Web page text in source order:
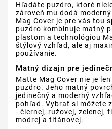
Hľadáte puzdro, ktoré
zároveň mu dodá
Mag Cover je pre vás tou
puzdro kombinuje matný
plastom a technológiou
štýlový vzhľad, ale aj
používanie.
Matný dizajn pre
Matte Mag Cover nie je
puzdro. Jeho matný
jedinečný a moderný
pohľad. Vybrať si môžete
- čiernej, ružovej, zelenej,
modrej a titánovej.